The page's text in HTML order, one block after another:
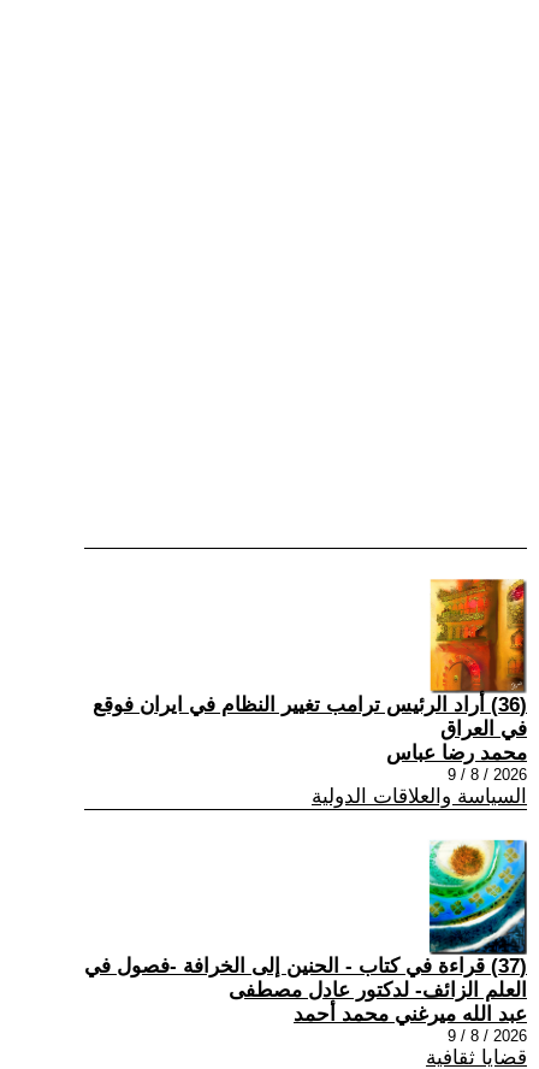
(36) أراد الرئيس ترامب تغيير النظام في ايران فوقع
في العراق
محمد رضا عباس
2026 / 8 / 9
السياسة والعلاقات الدولية
(37) قراءة في كتاب - الحنين إلى الخرافة -فصول في
العلم الزائف- لدكتور عادل مصطفى
عبد الله ميرغني محمد أحمد
2026 / 8 / 9
قضايا ثقافية